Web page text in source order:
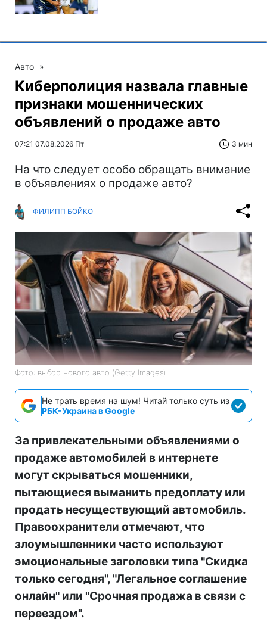
Авто »
Киберполиция назвала главные
признаки мошеннических
объявлений о продаже авто
07:21 07.08.2026 Пт 3 мин
На что следует особо обращать внимание
в объявлениях о продаже авто?
ФИЛИПП БОЙКО
Фото: выбор нового авто (Getty Images)
Не трать время на шум! Читай только суть из
РБК-Украина в Google
За привлекательными объявлениями о
продаже автомобилей в интернете
могут скрываться мошенники,
пытающиеся выманить предоплату или
продать несуществующий автомобиль.
Правоохранители отмечают, что
злоумышленники часто используют
эмоциональные заголовки типа "Скидка
только сегодня", "Легальное соглашение
онлайн" или "Срочная продажа в связи с
переездом".